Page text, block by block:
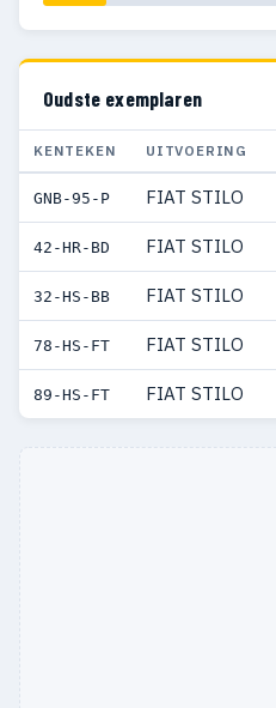
Oudste exemplaren
KENTEKEN UITVOERING
GNB-95-P FIAT STILO
42-HR-BD FIAT STILO
32-HS-BB FIAT STILO
78-HS-FT FIAT STILO
89-HS-FT FIAT STILO